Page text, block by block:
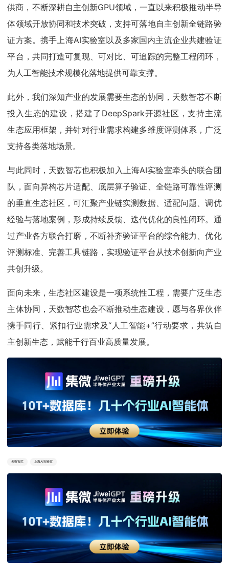
供商，不断深耕自主创新GPU领域，一直以来积极推动半导
体领域开放协同和技术突破，支持可落地自主创新全链路验
证方案。携手上海AI实验室以及多家国内主流企业共建验证
平台，共同打造可复现、可对比、可追踪的完整工程闭环，
为人工智能技术规模化落地提供可靠支撑。
此外，我们深知产业的发展需要生态的协同，天数智芯不断
投入生态的建设，搭建了DeepSpark开源社区，支持主流
生态应用框架，并针对行业需求构建多维度评测体系，广泛
支持各类落地场景。
与此同时，天数智芯也积极加入上海AI实验室牵头的联合团
队，面向异构芯片适配、底层算子验证、全链路可靠性评测
的垂直生态社区，可汇聚产业链实测数据、适配问题、调优
经验与落地案例，形成持续反馈、迭代优化的良性闭环。通
过产业各方联合打磨，不断补齐验证平台的综合能力、优化
评测标准、完善工具链路，实现验证平台从技术创新向产业
共创升级。
面向未来，生态社区建设是一项系统性工程，需要广泛生态
主体协同，天数智芯也会不断推动生态建设，愿与各界伙伴
携手同行、紧扣行业需求及“人工智能+”行动要求，共筑自
主创新生态，赋能千行百业高质量发展。
天数智芯 上海AI实验室